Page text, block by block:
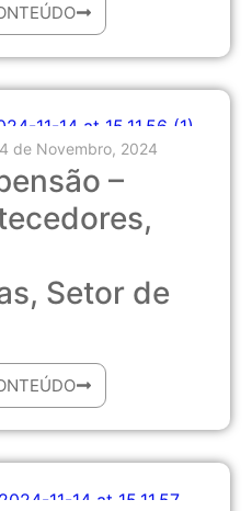
de Novembro, 2024
–
Setor de